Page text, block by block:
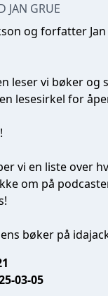
JAN GRUE
og forfatter
leser vi bøker og
lesesirkel for
vi en liste over
om på
bøker på
03-05